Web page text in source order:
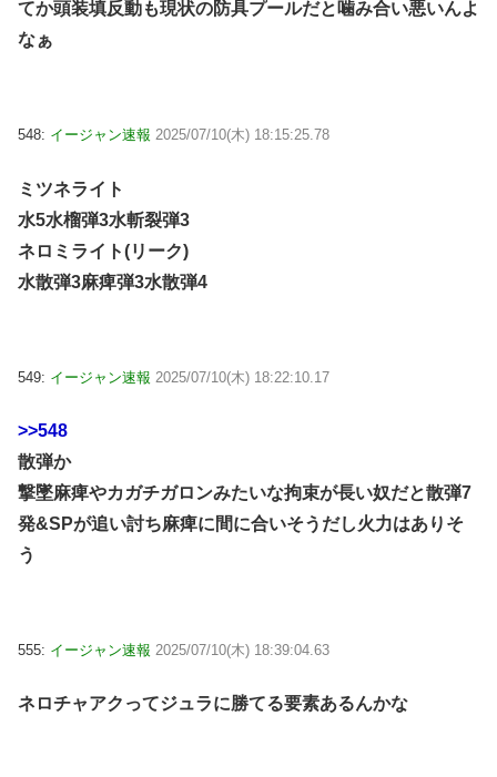
てか頭装填反動も現状の防具プールだと噛み合い悪いんよ
なぁ
548: イージャン速報 2025/07/10(木) 18:15:25.78
ミツネライト
水5水榴弾3水斬裂弾3
ネロミライト(リーク)
水散弾3麻痺弾3水散弾4
549: イージャン速報 2025/07/10(木) 18:22:10.17
>>548
散弾か
撃墜麻痺やカガチガロンみたいな拘束が長い奴だと散弾7
発&SPが追い討ち麻痺に間に合いそうだし火力はありそ
う
555: イージャン速報 2025/07/10(木) 18:39:04.63
ネロチャアクってジュラに勝てる要素あるんかな